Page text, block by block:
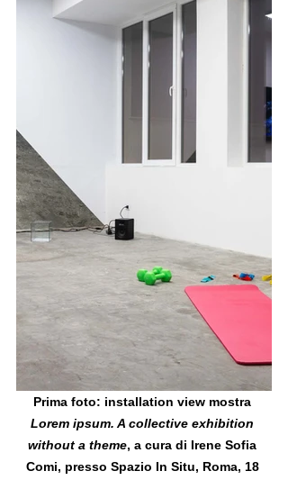
Prima foto: installation view mostra
Lorem ipsum. A collective exhibition
without a theme, a cura di Irene Sofia
Comi, presso Spazio In Situ, Roma, 18